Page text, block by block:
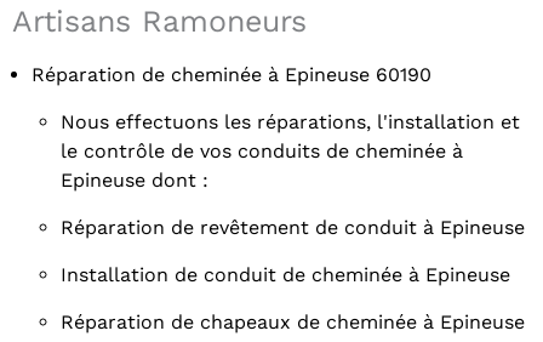
Artisans Ramoneurs
Réparation de cheminée à Epineuse 60190
Nous effectuons les réparations, l'installation et
le contrôle de vos conduits de cheminée à
Epineuse dont :
Réparation de revêtement de conduit à Epineuse
Installation de conduit de cheminée à Epineuse
Réparation de chapeaux de cheminée à Epineuse